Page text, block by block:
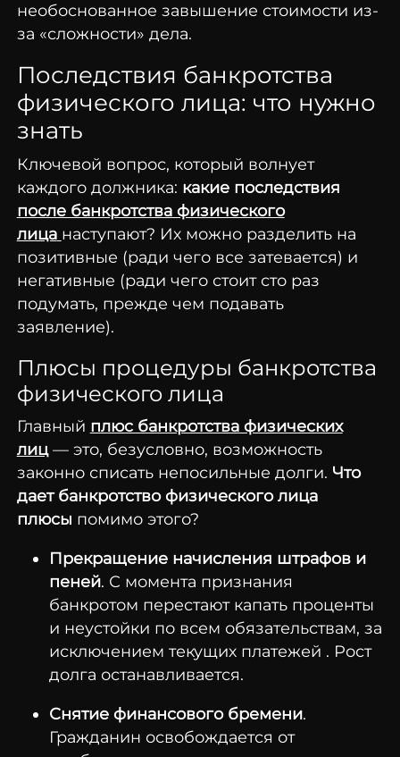
необоснованное завышение стоимости из-
за «сложности» дела.
Последствия банкротства
физического лица: что нужно
знать
Ключевой вопрос, который волнует
каждого должника: какие последствия
после банкротства физического
лица наступают? Их можно разделить на
позитивные (ради чего все затевается) и
негативные (ради чего стоит сто раз
подумать, прежде чем подавать
заявление).
Плюсы процедуры банкротства
физического лица
Главный плюс банкротства физических
лиц— это, безусловно, возможность
законно списать непосильные долги. Что
дает банкротство физического лица
плюсы помимо этого?
Прекращение начисления штрафов и
пеней. С момента признания
банкротом перестают капать проценты
и неустойки по всем обязательствам, за
исключением текущих платежей . Рост
долга останавливается.
Снятие финансового бремени.
Гражданин освобождается от